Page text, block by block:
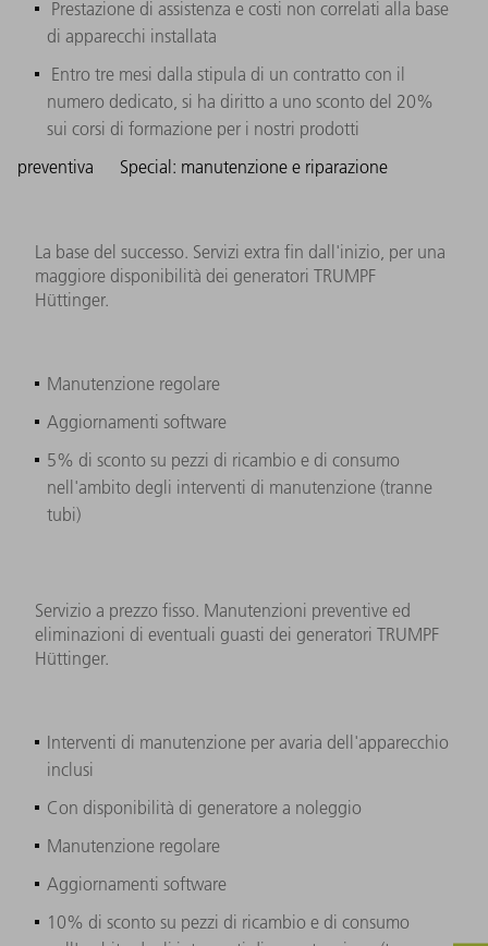
Prestazione di assistenza e costi non correlati alla base
di apparecchi installata
Entro tre mesi dalla stipula di un contratto con il
numero dedicato, si ha diritto a uno sconto del 20%
sui corsi di formazione per i nostri prodotti
preventiva
La base del successo. Servizi extra fin dall'inizio, per una
maggiore disponibilità dei generatori TRUMPF
Hüttinger.
Manutenzione regolare
Aggiornamenti software
5% di sconto su pezzi di ricambio e di consumo
nell'ambito degli interventi di manutenzione (tranne
tubi)
Special: manutenzione e riparazione
Servizio a prezzo fisso. Manutenzioni preventive ed
eliminazioni di eventuali guasti dei generatori TRUMPF
Hüttinger.
Interventi di manutenzione per avaria dell'apparecchio
inclusi
Con disponibilità di generatore a noleggio
Manutenzione regolare
Aggiornamenti software
10% di sconto su pezzi di ricambio e di consumo